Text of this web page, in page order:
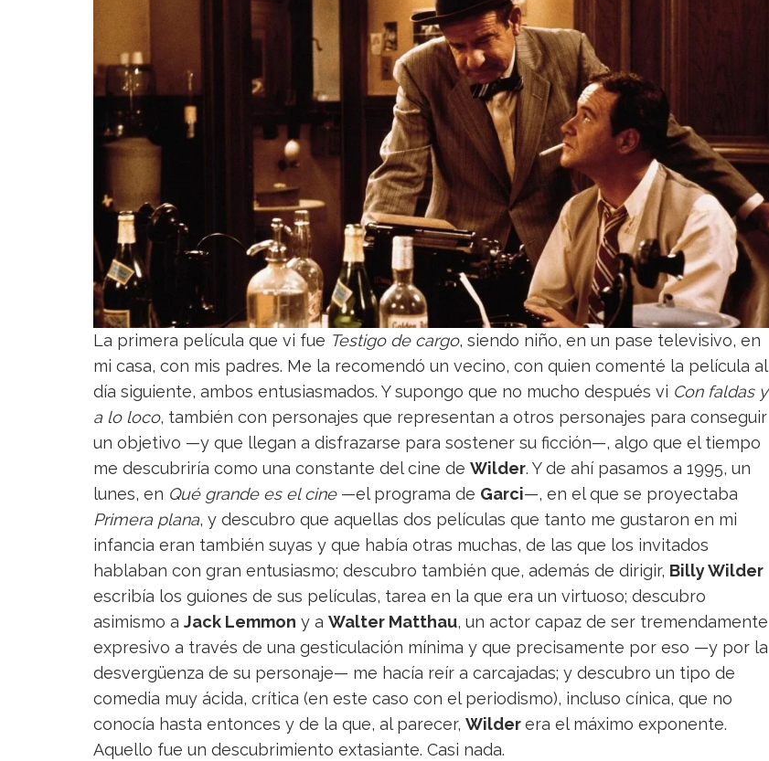
La primera película que vi fue Testigo de cargo, siendo niño, en un pase televisivo, en
mi casa, con mis padres. Me la recomendó un vecino, con quien comenté la película al
día siguiente, ambos entusiasmados. Y supongo que no mucho después vi Con faldas y
a lo loco, también con personajes que representan a otros personajes para conseguir
un objetivo —y que llegan a disfrazarse para sostener su ficción—, algo que el tiempo
me descubriría como una constante del cine de Wilder. Y de ahí pasamos a 1995, un
lunes, en Qué grande es el cine—el programa de Garci—, en el que se proyectaba
Primera plana, y descubro que aquellas dos películas que tanto me gustaron en mi
infancia eran también suyas y que había otras muchas, de las que los invitados
hablaban con gran entusiasmo; descubro también que, además de dirigir, Billy Wilder
escribía los guiones de sus películas, tarea en la que era un virtuoso; descubro
asimismo a Jack Lemmon y a Walter Matthau, un actor capaz de ser tremendamente
expresivo a través de una gesticulación mínima y que precisamente por eso —y por la
desvergüenza de su personaje— me hacía reír a carcajadas; y descubro un tipo de
comedia muy ácida, crítica (en este caso con el periodismo), incluso cínica, que no
conocía hasta entonces y de la que, al parecer, Wilderera el máximo exponente.
Aquello fue un descubrimiento extasiante. Casi nada.